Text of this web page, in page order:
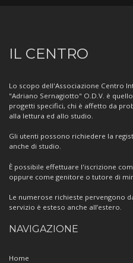
Informazioni
sul
Centro
IL CENTRO
Lo scopo dell'Associazione Centro
"Adriano Sernagiotto" O.D.V. è
progetti specifici, chi è affetto da
alla lettura ed allo studio.
Gli utenti possono richiedere la
anche di studio.
È possibile effettuare l'iscrizione
oppure come genitore o tutore di
Le numerose richieste pervengono
servizio è esteso anche all’estero.
NAVIGAZIONE
Home